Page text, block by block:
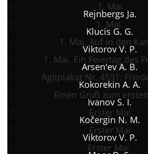
1. Mai
Rejnbergs Ja.
1. Mai.
Klucis G. G.
1. Mai. Auf in den
Viktorov V. P.
1. Mai. Ein Feiertag des
Arsen'ev A. B.
Agitplakat Nr. 4591.
Kokorekin A. A.
Einen Gruß zum
Ivanov S. I.
Erster Mai
Kočergin N. M.
Erster Mai
Viktorov V. P.
Erster Mai.